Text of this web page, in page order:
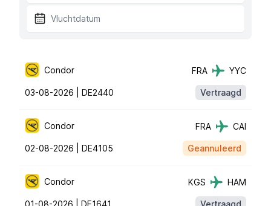
Condor FRA YYC
03-08-2026 | DE2440 Vertraagd
Condor FRA CAI
02-08-2026 | DE4105 Geannuleerd
Condor KGS HAM
01-08-2026 | DE1641 Vertraagd